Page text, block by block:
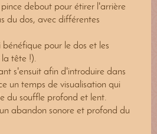
debout pour étirer l'arrière
du dos, avec différentes
pour le dos et les
la tête !).
s'ensuit afin d'introduire dans
un temps de visualisation qui
du souffle profond et lent.
abandon sonore et profond du